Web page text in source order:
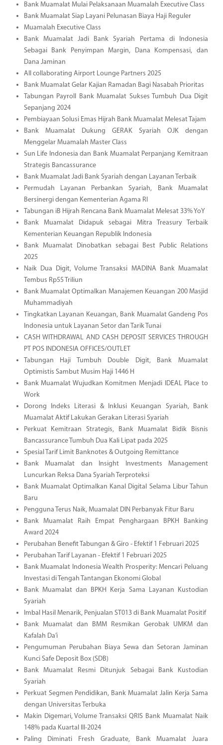
Bank Muamalat Mulai Pelaksanaan Muamalah Executive Class
Bank Muamalat Siap Layani Pelunasan Biaya Haji Reguler
Muamalah Executive Class
Bank Muamalat Jadi Bank Syariah Pertama di Indonesia
Sebagai Bank Penyimpan Margin, Dana Kompensasi, dan
Dana Jaminan
All collaborating Airport Lounge Partners 2025
Bank Muamalat Gelar Kajian Ramadan Bagi Nasabah Prioritas
Tabungan Payroll Bank Muamalat Sukses Tumbuh Dua Digit
Sepanjang 2024
Pembiayaan Solusi Emas Hijrah Bank Muamalat Melesat Tajam
Bank Muamalat Dukung GERAK Syariah OJK dengan
Menggelar Muamalah Master Class
Sun Life Indonesia dan Bank Muamalat Perpanjang Kemitraan
Strategis Bancassurance
Bank Muamalat Jadi Bank Syariah dengan Layanan Terbaik
Permudah Layanan Perbankan Syariah, Bank Muamalat
Bersinergi dengan Kementerian Agama RI
Tabungan iB Hijrah Rencana Bank Muamalat Melesat 33% YoY
Bank Muamalat Didapuk sebagai Mitra Treasury Terbaik
Kementerian Keuangan Republik Indonesia
Bank Muamalat Dinobatkan sebagai Best Public Relations
2025
Naik Dua Digit, Volume Transaksi MADINA Bank Muamalat
Tembus Rp55 Triliun
Bank Muamalat Optimalkan Manajemen Keuangan 200 Masjid
Muhammadiyah
Tingkatkan Layanan Keuangan, Bank Muamalat Gandeng Pos
Indonesia untuk Layanan Setor dan Tarik Tunai
CASH WITHDRAWAL AND CASH DEPOSIT SERVICES THROUGH
PT POS INDONESIA OFFICES/OUTLET
Tabungan Haji Tumbuh Double Digit, Bank Muamalat
Optimistis Sambut Musim Haji 1446 H
Bank Muamalat Wujudkan Komitmen Menjadi IDEAL Place to
Work
Dorong Indeks Literasi & Inklusi Keuangan Syariah, Bank
Muamalat Aktif Lakukan Gerakan Literasi Syariah
Perkuat Kemitraan Strategis, Bank Muamalat Bidik Bisnis
Bancassurance Tumbuh Dua Kali Lipat pada 2025
Spesial Tarif Limit Banknotes & Outgoing Remittance
Bank Muamalat dan Insight Investments Management
Luncurkan Reksa Dana Syariah Terproteksi
Bank Muamalat Optimalkan Kanal Digital Selama Libur Tahun
Baru
Pengguna Terus Naik, Muamalat DIN Perbanyak Fitur Baru
Bank Muamalat Raih Empat Penghargaan BPKH Banking
Award 2024
Perubahan Benefit Tabungan & Giro - Efektif 1 Februari 2025
Perubahan Tarif Layanan - Efektif 1 Februari 2025
Bank Muamalat Indonesia Wealth Prosperity: Mencari Peluang
Investasi di Tengah Tantangan Ekonomi Global
Bank Muamalat dan BPKH Kerja Sama Layanan Kustodian
Syariah
Imbal Hasil Menarik, Penjualan ST013 di Bank Muamalat Positif
Bank Muamalat dan BMM Resmikan Gerobak UMKM dan
Kafalah Da’i
Pengumuman Perubahan Biaya Sewa dan Setoran Jaminan
Kunci Safe Deposit Box (SDB)
Bank Muamalat Resmi Ditunjuk Sebagai Bank Kustodian
Syariah
Perkuat Segmen Pendidikan, Bank Muamalat Jalin Kerja Sama
dengan Universitas Terbuka
Makin Digemari, Volume Transaksi QRIS Bank Muamalat Naik
148% pada Kuartal III-2024
Paling Diminati Fresh Graduate, Bank Muamalat Juara